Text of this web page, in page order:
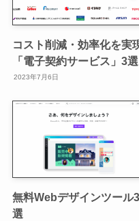
コスト削減・効率化を実
「電子契約サービス」3選
2023年7月6日
無料Webデザインツール3
選